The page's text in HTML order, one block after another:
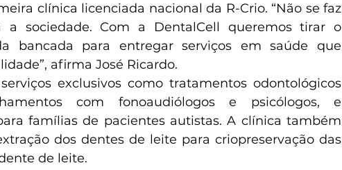
clínica licenciada nacional da R-Crio. “Não se faz
a sociedade. Com a DentalCell queremos tirar o
bancada para entregar serviços em saúde que
afirma José Ricardo.
exclusivos como tratamentos odontológicos
com fonoaudiólogos e psicólogos, e
famílias de pacientes autistas. A clínica também
dos dentes de leite para criopreservação das
de leite.